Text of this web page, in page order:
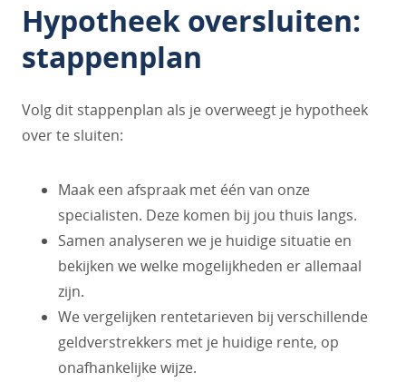
Hypotheek oversluiten:
stappenplan
Volg dit stappenplan als je overweegt je hypotheek
over te sluiten:
Maak een afspraak met één van onze
specialisten. Deze komen bij jou thuis langs.
Samen analyseren we je huidige situatie en
bekijken we welke mogelijkheden er allemaal
zijn.
We vergelijken rentetarieven bij verschillende
geldverstrekkers met je huidige rente, op
onafhankelijke wijze.